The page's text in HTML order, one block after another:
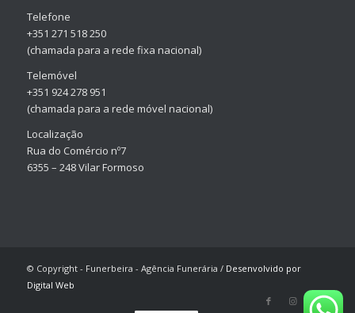
Telefone
+351 271 518 250
(chamada para a rede fixa nacional)
Telemóvel
+351 924 278 951
(chamada para a rede móvel nacional)
Localização
Rua do Comércio nº7
6355 – 248 Vilar Formoso
© Copyright - Funerbeira - Agência Funerária / Desenvolvido por
Digital Web